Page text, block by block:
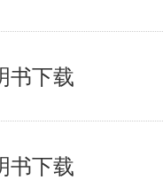
书下载
书下载